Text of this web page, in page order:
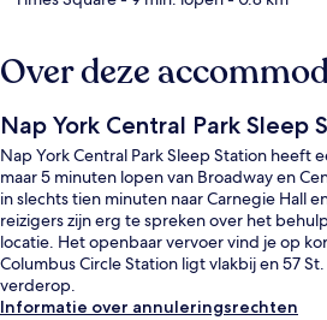
Over deze
Nap York Central Park Sleep
Nap York Central Park Sleep Station heeft
maar 5 minuten lopen van Broadway en
in slechts tien minuten naar Carnegie Hall
reizigers zijn erg te spreken over het
locatie. Het openbaar vervoer vind je op
Columbus Circle Station ligt vlakbij en 57
verderop.
Informatie over annuleringsrechten